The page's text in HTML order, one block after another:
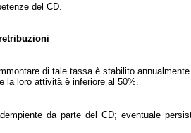
del CD.
di tale tassa è stabilito annualmente
la loro attività è inferiore al 50%.
da parte del CD; eventuale